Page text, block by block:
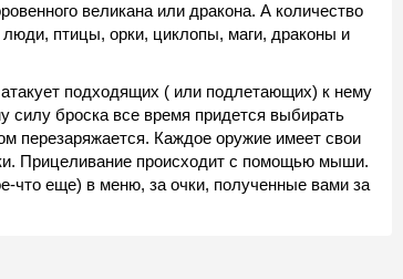
великана или дракона. А количество
люди, птицы, орки, циклопы, маги, драконы и
подходящих ( или подлетающих) к нему
силу броска все время придется выбирать
перезаряжается. Каждое оружие имеет свои
Прицеливание происходит с помощью мыши.
что еще) в меню, за очки, полученные вами за